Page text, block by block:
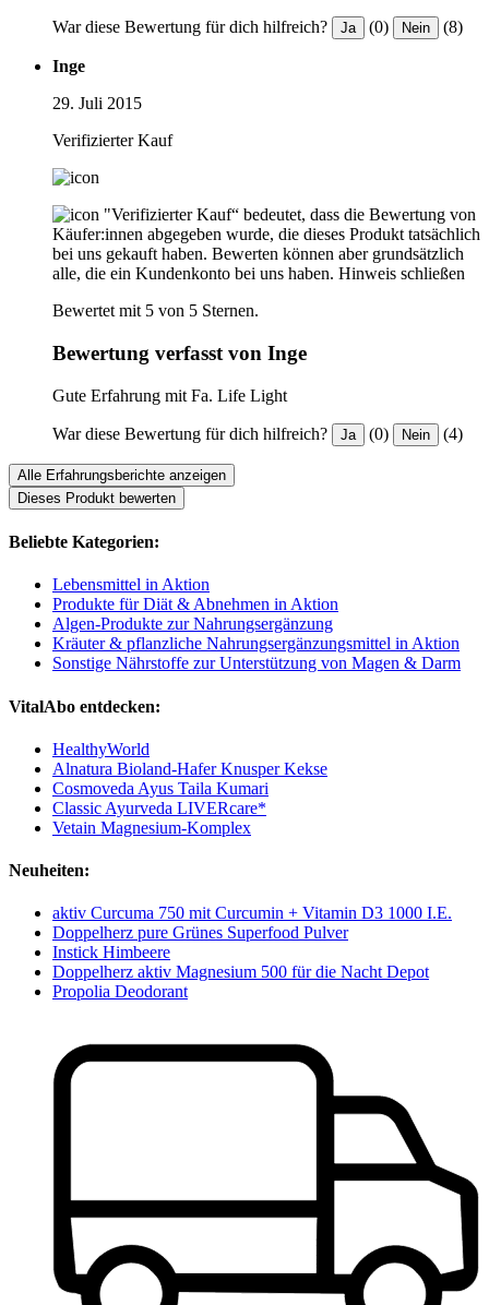
War diese Bewertung für dich hilfreich? Ja (0) Nein (8)
Inge
29. Juli 2015
Verifizierter Kauf
"Verifizierter Kauf“ bedeutet, dass die Bewertung von
Käufer:innen abgegeben wurde, die dieses Produkt tatsächlich
bei uns gekauft haben. Bewerten können aber grundsätzlich
alle, die ein Kundenkonto bei uns haben. Hinweis schließen
Bewertet mit 5 von 5 Sternen.
Bewertung verfasst von Inge
Gute Erfahrung mit Fa. Life Light
War diese Bewertung für dich hilfreich? Ja (0) Nein (4)
Alle Erfahrungsberichte anzeigen
Dieses Produkt bewerten
Beliebte Kategorien:
Lebensmittel in Aktion
Produkte für Diät & Abnehmen in Aktion
Algen-Produkte zur Nahrungsergänzung
Kräuter & pflanzliche Nahrungsergänzungsmittel in Aktion
Sonstige Nährstoffe zur Unterstützung von Magen & Darm
VitalAbo entdecken:
HealthyWorld
Alnatura Bioland-Hafer Knusper Kekse
Cosmoveda Ayus Taila Kumari
Classic Ayurveda LIVERcare*
Vetain Magnesium-Komplex
Neuheiten:
aktiv Curcuma 750 mit Curcumin + Vitamin D3 1000 I.E.
Doppelherz pure Grünes Superfood Pulver
Instick Himbeere
Doppelherz aktiv Magnesium 500 für die Nacht Depot
Propolia Deodorant